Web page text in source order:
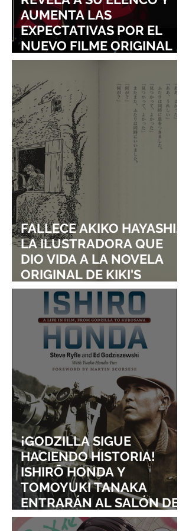
AUMENTA LAS
EXPECTATIVAS POR EL
NUEVO FILME ORIGINAL
DE SHINGO NATSUME!
FALLECE AKIKO HAYASHI,
LA ILUSTRADORA QUE
DIO VIDA A LA NOVELA
ORIGINAL DE KIKI'S
DELIVERY SERVICE
¡GODZILLA SIGUE
HACIENDO HISTORIA!
ISHIRŌ HONDA Y
TOMOYUKI TANAKA
ENTRARÁN AL SALÓN DE
LA FAMA DE LOS EFECTOS